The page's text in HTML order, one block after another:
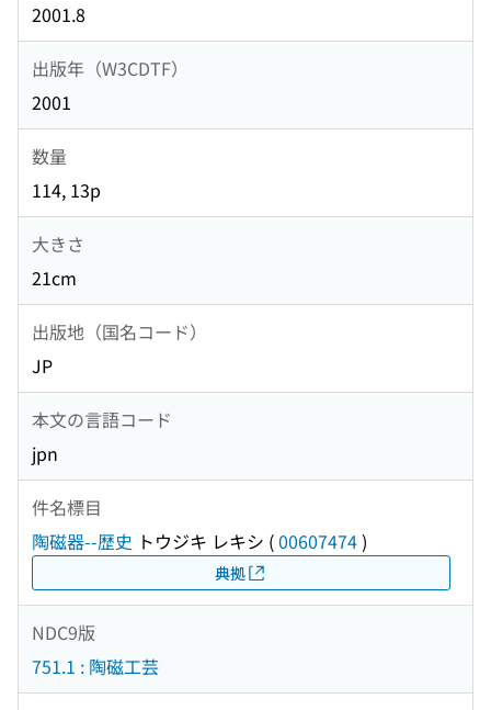
2001.8
出版年（W3CDTF）
2001
数量
114, 13p
大きさ
21cm
出版地（国名コード）
JP
本文の言語コード
jpn
件名標目
陶磁器--歴史 トウジキ レキシ (00607474)
典拠
NDC9版
751.1 : 陶磁工芸